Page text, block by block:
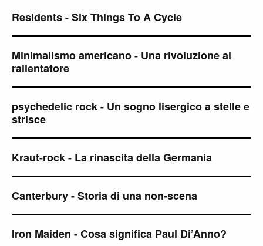
Residents - Six Things To A Cycle
Minimalismo americano - Una rivoluzione al
rallentatore
psychedelic rock - Un sogno lisergico a stelle e
strisce
Kraut-rock - La rinascita della Germania
Canterbury - Storia di una non-scena
Iron Maiden - Cosa significa Paul Di’Anno?